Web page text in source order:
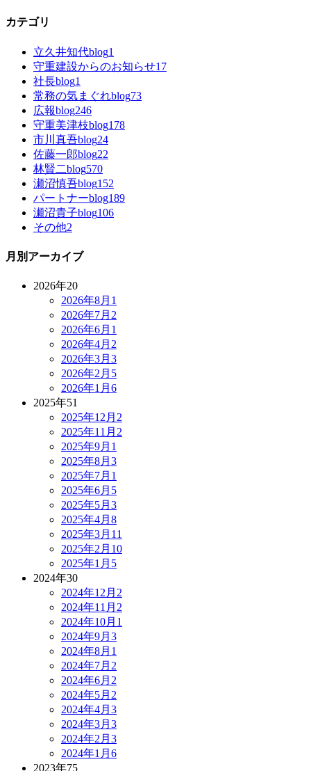
カテゴリ
立久井知代blog1
守重建設からのお知らせ17
社長blog1
常務の気まぐれblog73
広報blog246
守重美津枝blog178
市川真吾blog24
佐藤一郎blog22
林賢二blog570
瀬沼慎吾blog152
パートナーblog189
瀬沼貴子blog106
その他2
月別アーカイブ
2026年20
2026年8月 1
2026年7月 2
2026年6月 1
2026年4月 2
2026年3月 3
2026年2月 5
2026年1月 6
2025年51
2025年12月 2
2025年11月 2
2025年9月 1
2025年8月 3
2025年7月 1
2025年6月 5
2025年5月 3
2025年4月 8
2025年3月 11
2025年2月 10
2025年1月 5
2024年30
2024年12月 2
2024年11月 2
2024年10月 1
2024年9月 3
2024年8月 1
2024年7月 2
2024年6月 2
2024年5月 2
2024年4月 3
2024年3月 3
2024年2月 3
2024年1月 6
2023年75